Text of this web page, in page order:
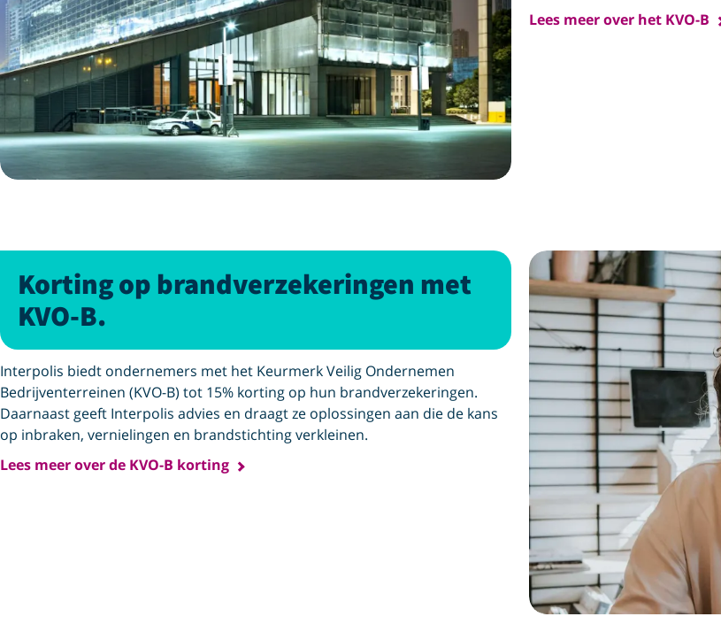
Lees meer over het KVO-B
Korting op brandverzekeringen met
KVO-B.
Interpolis biedt ondernemers met het Keurmerk Veilig Ondernemen
Bedrijventerreinen (KVO-B) tot 15% korting op hun brandverzekeringen.
Daarnaast geeft Interpolis advies en draagt ze oplossingen aan die de kans
op inbraken, vernielingen en brandstichting verkleinen.
Lees meer over de KVO-B korting